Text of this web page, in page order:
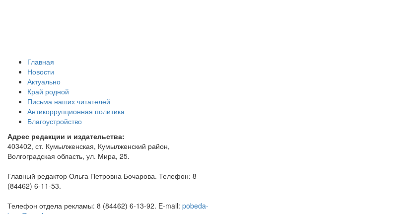
Главная
Новости
Актуально
Край родной
Письма наших читателей
Антикоррупционная политика
Благоустройство
Адрес редакции и издательства:
403402, ст. Кумылженская, Кумылженский район,
Волгоградская область, ул. Мира, 25.
Главный редактор Ольга Петровна Бочарова. Телефон: 8
(84462) 6-11-53.
Телефон отдела рекламы: 8 (84462) 6-13-92. E-mail: pobeda-